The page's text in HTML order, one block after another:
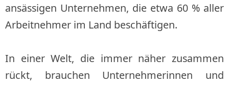
ansässigen Unternehmen, die etwa 60 % aller
Arbeitnehmer im Land beschäftigen.
In einer Welt, die immer näher zusammen
rückt, brauchen Unternehmerinnen und